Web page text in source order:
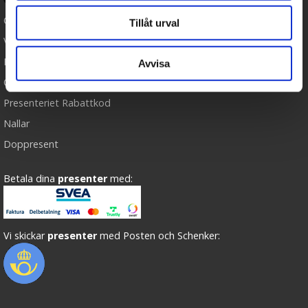
Tillåt urval
Avvisa
Cookies
Varumärken
Köpvillkor
Om oss
Presenteriet Rabattkod
Nallar
Doppresent
Betala dina presenter med:
Vi skickar presenter med Posten och Schenker: